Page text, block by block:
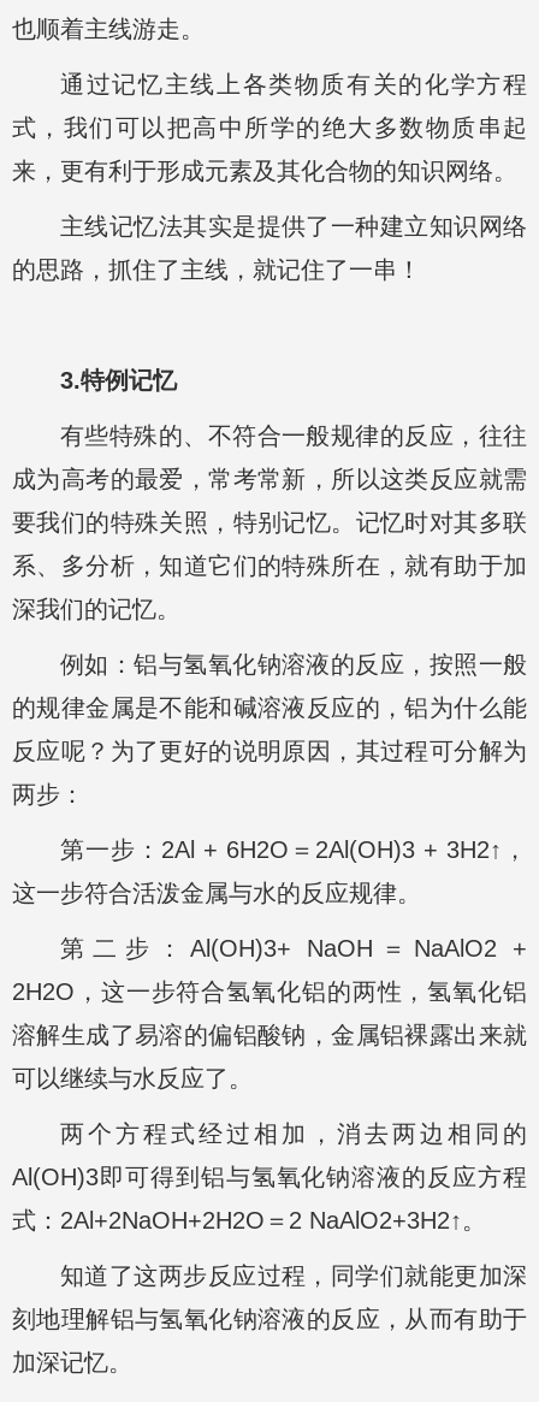
也顺着主线游走。
通过记忆主线上各类物质有关的化学方程
式，我们可以把高中所学的绝大多数物质串起
来，更有利于形成元素及其化合物的知识网络。
主线记忆法其实是提供了一种建立知识网络
的思路，抓住了主线，就记住了一串！
3.特例记忆
有些特殊的、不符合一般规律的反应，往往
成为高考的最爱，常考常新，所以这类反应就需
要我们的特殊关照，特别记忆。记忆时对其多联
系、多分析，知道它们的特殊所在，就有助于加
深我们的记忆。
例如：铝与氢氧化钠溶液的反应，按照一般
的规律金属是不能和碱溶液反应的，铝为什么能
反应呢？为了更好的说明原因，其过程可分解为
两步：
第一步：2Al + 6H2O＝2Al(OH)3 + 3H2↑，
这一步符合活泼金属与水的反应规律。
第二步：Al(OH)3+ NaOH＝NaAlO2 +
2H2O，这一步符合氢氧化铝的两性，氢氧化铝
溶解生成了易溶的偏铝酸钠，金属铝裸露出来就
可以继续与水反应了。
两个方程式经过相加，消去两边相同的
Al(OH)3即可得到铝与氢氧化钠溶液的反应方程
式：2Al+2NaOH+2H2O＝2 NaAlO2+3H2↑。
知道了这两步反应过程，同学们就能更加深
刻地理解铝与氢氧化钠溶液的反应，从而有助于
加深记忆。